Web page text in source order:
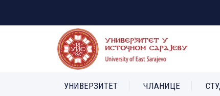
УНИВЕРЗИТЕТ ЧЛАНИЦЕ